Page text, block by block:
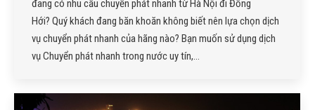
đang có nhu cầu chuyển phát nhanh từ Hà Nội đi Đồng
Hới? Quý khách đang băn khoăn không biết nên lựa chọn dịch
vụ chuyển phát nhanh của hãng nào? Bạn muốn sử dụng dịch
vụ Chuyển phát nhanh trong nước uy tín,…